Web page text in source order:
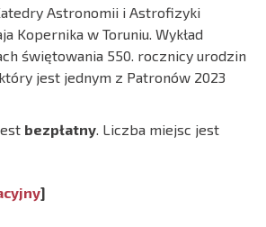
Astronomii i Astrofizyki
Kopernika w Toruniu. Wykład
świętowania 550. rocznicy urodzin
jest jednym z Patronów 2023
bezpłatny. Liczba miejsc jest
]